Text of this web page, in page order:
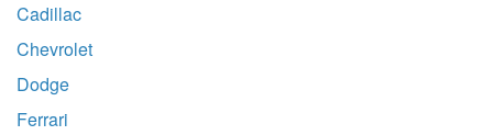
Cadillac
Chevrolet
Dodge
Ferrari